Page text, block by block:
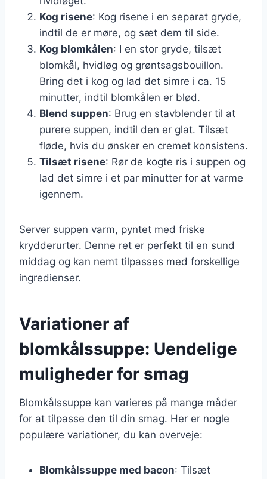
Kog risene: Kog risene i en separat gryde,
indtil de er møre, og sæt dem til side.
Kog blomkålen: I en stor gryde, tilsæt
blomkål, hvidløg og grøntsagsbouillon.
Bring det i kog og lad det simre i ca. 15
minutter, indtil blomkålen er blød.
Blend suppen: Brug en stavblender til at
purere suppen, indtil den er glat. Tilsæt
fløde, hvis du ønsker en cremet konsistens.
Tilsæt risene: Rør de kogte ris i suppen og
lad det simre i et par minutter for at varme
igennem.
Server suppen varm, pyntet med friske
krydderurter. Denne ret er perfekt til en sund
middag og kan nemt tilpasses med forskellige
ingredienser.
Variationer af
blomkålssuppe: Uendelige
muligheder for smag
Blomkålssuppe kan varieres på mange måder
for at tilpasse den til din smag. Her er nogle
populære variationer, du kan overveje:
Blomkålssuppe med bacon: Tilsæt